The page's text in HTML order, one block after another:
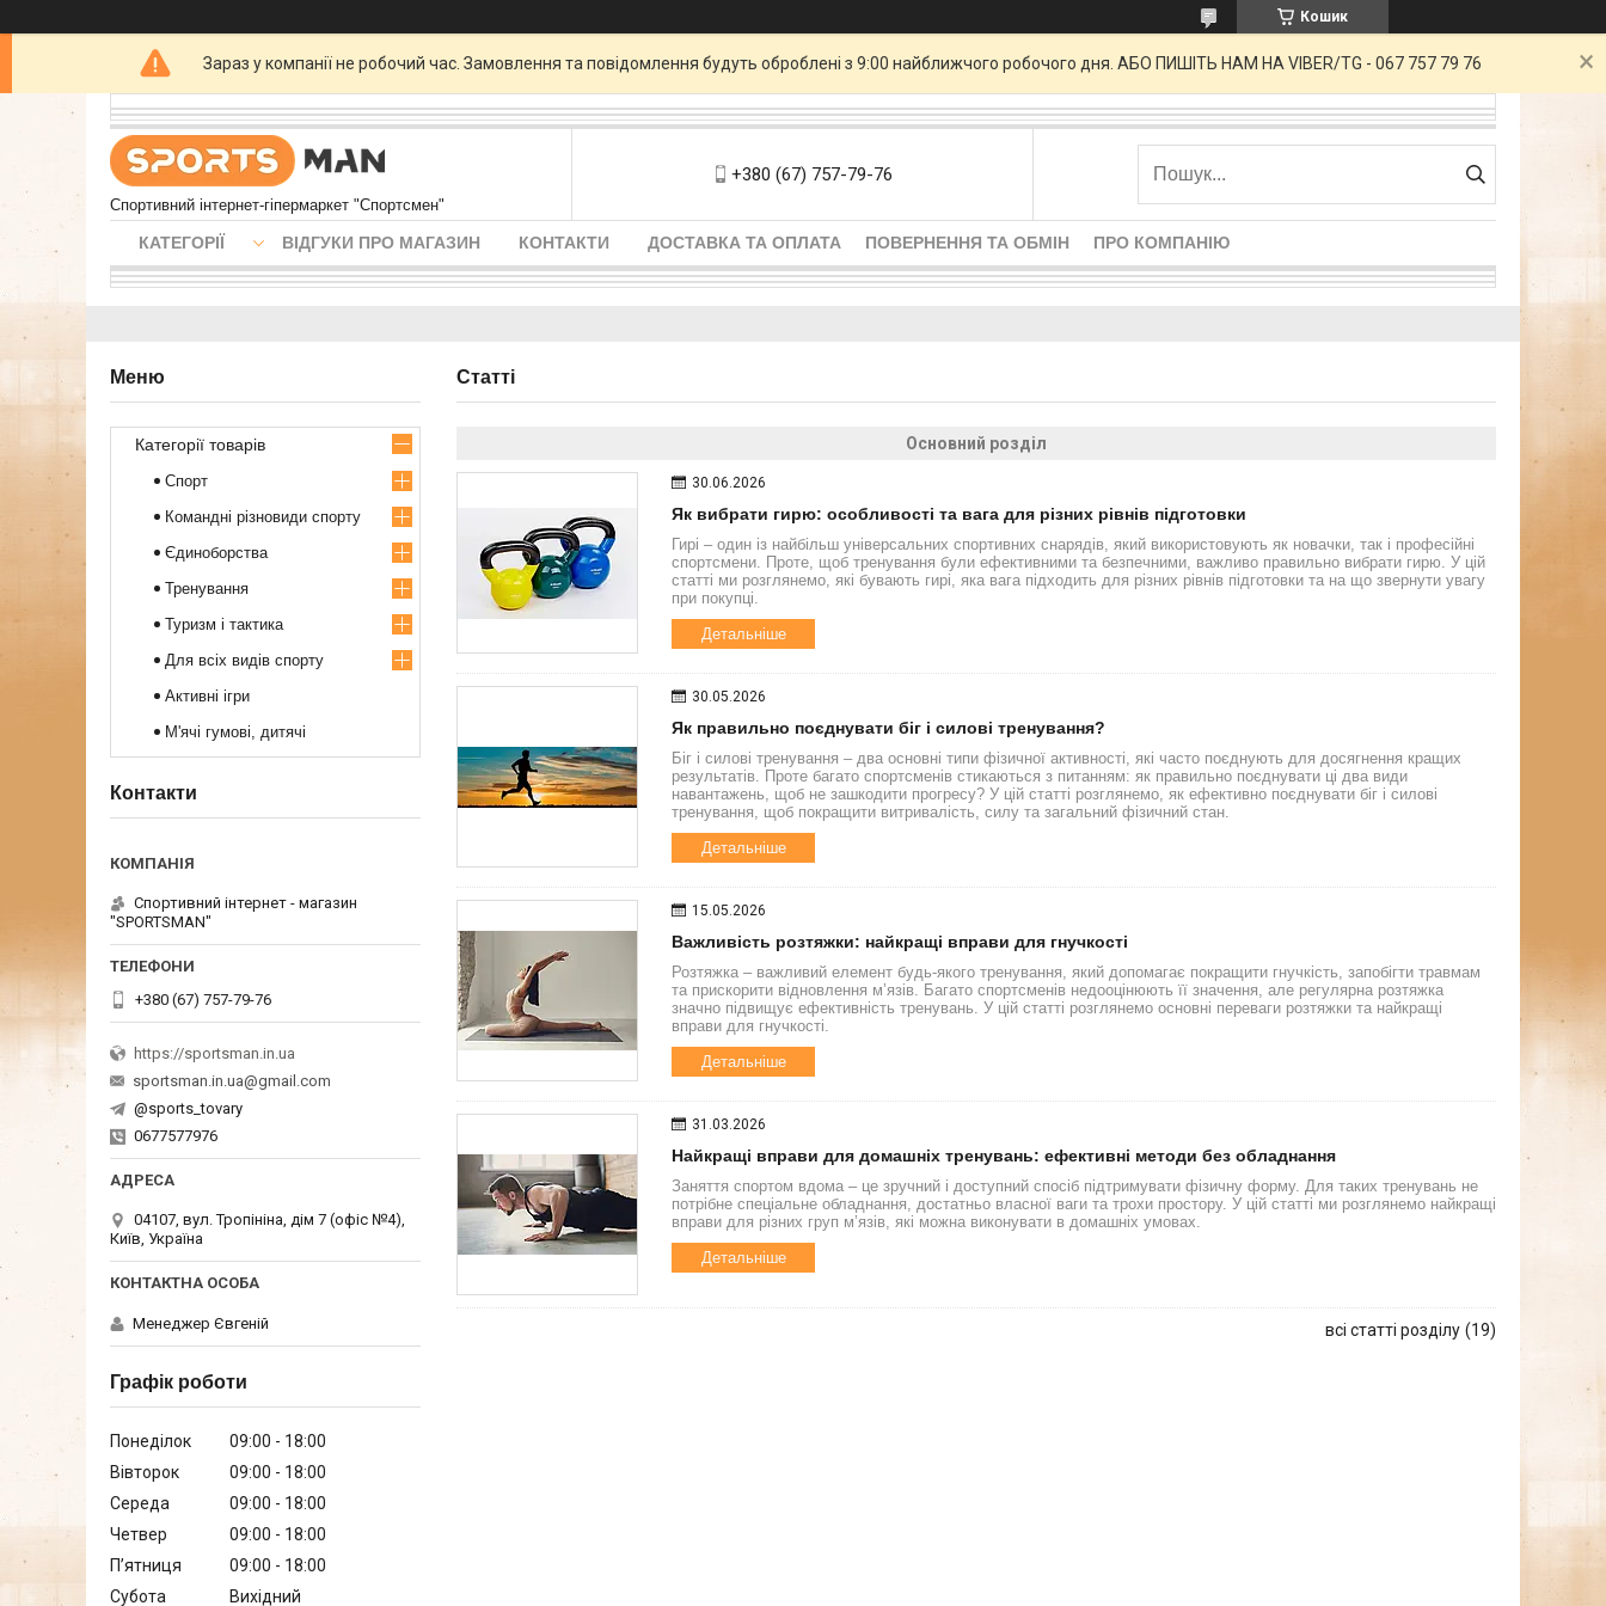
Кошик
Зараз у компанії не робочий час. Замовлення та повідомлення будуть оброблені з 9:00 найближчого робочого дня. АБО ПИШІТЬ НАМ НА VIBER/TG - 067 757 79 76
Спортивний інтернет-гіпермаркет "Спортсмен"
+380 (67) 757-79-76
КАТЕГОРІЇ ВІДГУКИ ПРО МАГАЗИН КОНТАКТИ ДОСТАВКА ТА ОПЛАТА ПОВЕРНЕННЯ ТА ОБМІН ПРО КОМПАНІЮ
Статті
Основний розділ
30.06.2026
Як вибрати гирю: особливості та вага для різних рівнів підготовки
Гирі – один із найбільш універсальних спортивних снарядів, який використовують як новачки, так і професійні
спортсмени. Проте, щоб тренування були ефективними та безпечними, важливо правильно вибрати гирю. У цій
статті ми розглянемо, які бувають гирі, яка вага підходить для різних рівнів підготовки та на що звернути увагу
при покупці.
Детальніше
30.05.2026
Як правильно поєднувати біг і силові тренування?
Біг і силові тренування – два основні типи фізичної активності, які часто поєднують для досягнення кращих
результатів. Проте багато спортсменів стикаються з питанням: як правильно поєднувати ці два види
навантажень, щоб не зашкодити прогресу? У цій статті розглянемо, як ефективно поєднувати біг і силові
тренування, щоб покращити витривалість, силу та загальний фізичний стан.
Детальніше
15.05.2026
Важливість розтяжки: найкращі вправи для гнучкості
Розтяжка – важливий елемент будь-якого тренування, який допомагає покращити гнучкість, запобігти травмам
та прискорити відновлення м’язів. Багато спортсменів недооцінюють її значення, але регулярна розтяжка
значно підвищує ефективність тренувань. У цій статті розглянемо основні переваги розтяжки та найкращі
вправи для гнучкості.
Детальніше
31.03.2026
Найкращі вправи для домашніх тренувань: ефективні методи без обладнання
Заняття спортом вдома – це зручний і доступний спосіб підтримувати фізичну форму. Для таких тренувань не
потрібне спеціальне обладнання, достатньо власної ваги та трохи простору. У цій статті ми розглянемо найкращі
вправи для різних груп м’язів, які можна виконувати в домашніх умовах.
Детальніше
всі статті розділу 19
Категорії товарів
Спорт
Командні різновиди спорту
Єдиноборства
Тренування
Туризм і тактика
Для всіх видів спорту
Активні ігри
М'ячі гумові, дитячі
Контакти
Спортивний iнтернет - магазин
"SPORTSMAN"
+380 (67) 757-79-76
https://sportsman.in.ua
sportsman.in.ua@gmail.com
@sports_tovary
0677577976
04107, вул. Тропініна, дім 7 (офіс №4),
Київ, Україна
Менеджер Євгеній
Графік роботи
Понеділок 09:00
18:00
Вівторок
09:00
18:00
Середа
09:00
18:00
Четвер
09:00
18:00
Пʼятниця
09:00
18:00
Субота
Вихідний